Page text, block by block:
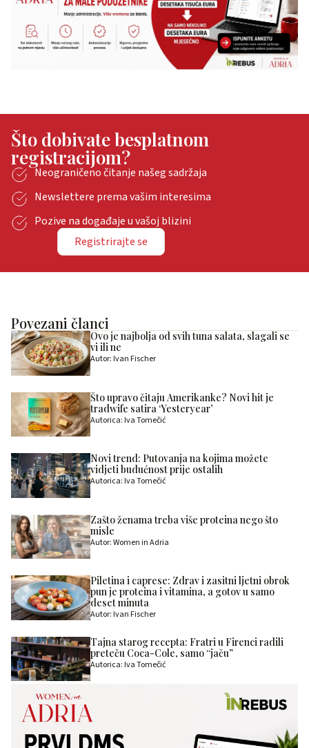
Što dobivate besplatnom
registracijom?
Neograničeno čitanje našeg sadržaja
Newslettere prema vašim interesima
Pozive na događaje u vašoj blizini
Registrirajte se
Povezani članci
Ovo je najbolja od svih tuna salata, slagali se
vi ili ne
Autor: Ivan Fischer
Što upravo čitaju Amerikanke? Novi hit je
tradwife satira ‘Yesteryear’
Autorica: Iva Tomečić
Novi trend: Putovanja na kojima možete
vidjeti budućnost prije ostalih
Autorica: Iva Tomečić
Zašto ženama treba više proteina nego što
misle
Autor: Women in Adria
Piletina i caprese: Zdrav i zasitni ljetni obrok
pun je proteina i vitamina, a gotov u samo
deset minuta
Autor: Ivan Fischer
Tajna starog recepta: Fratri u Firenci radili
preteču Coca-Cole, samo “jaču”
Autorica: Iva Tomečić